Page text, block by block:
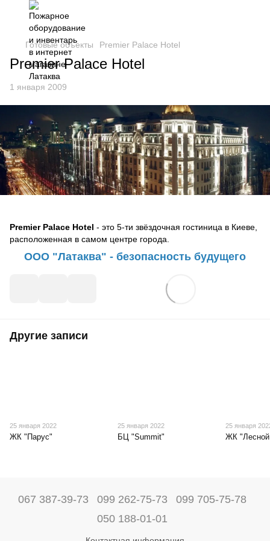
Готовые объекты Premier Palace Hotel
Premier Palace Hotel
1 января 2009
Premier Palace Hotel - это 5-ти звёздочная гостиница в Киеве,
расположенная в самом центре города.
ООО "Латаква" - безопасность будущего
Другие записи
25 января 2022
ЖК "Парус"
25 января 2022
БЦ "Summit"
25 января
ЖК "Лесной
067 387-39-73 099 262-75-73
099 705-75-78
050 188-01-01